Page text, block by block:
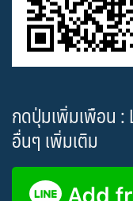
กดปุ่มเพิ่มเพือน :
อื่นๆ เพิ่มเติม